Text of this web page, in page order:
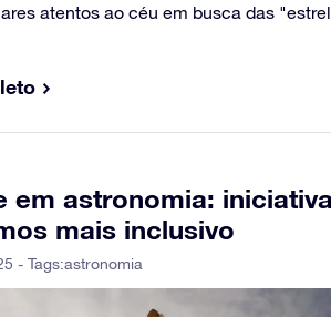
atentos ao céu em busca das
em astronomia:
mais inclusivo
- Tags:astronomia